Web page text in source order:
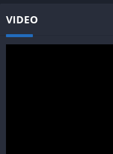
VIDEO